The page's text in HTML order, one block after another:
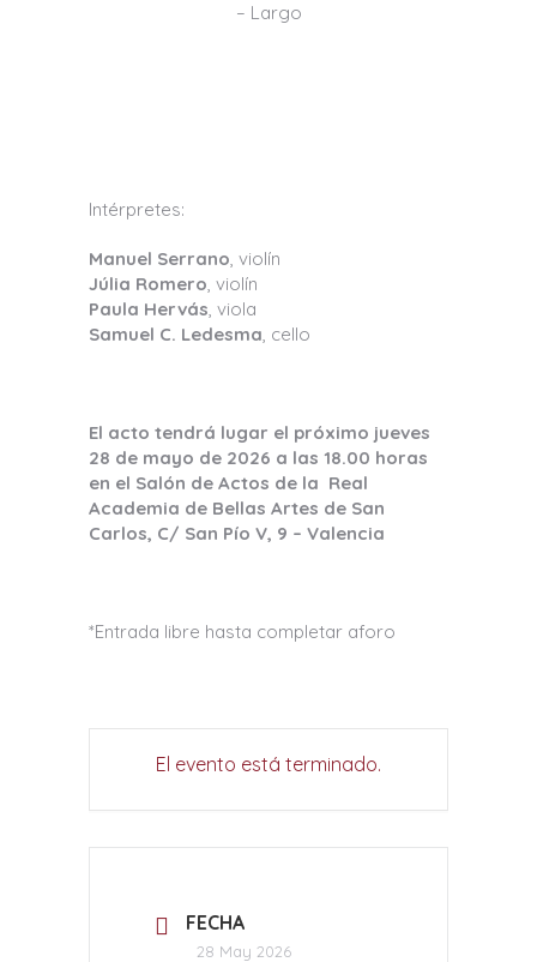
– Largo
Intérpretes:
Manuel Serrano, violín
Júlia Romero, violín
Paula Hervás, viola
Samuel C. Ledesma, cello
El acto tendrá lugar el próximo jueves
28 de mayo de 2026 a las 18.00 horas
en el Salón de Actos de la Real
Academia de Bellas Artes de San
Carlos, C/ San Pío V, 9 – Valencia
*Entrada libre hasta completar aforo
El evento está terminado.
FECHA
28 May 2026